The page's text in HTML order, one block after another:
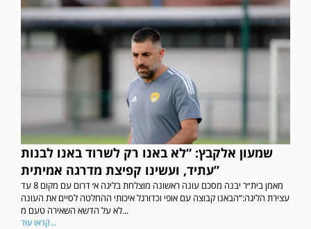
שמעון אלקבץ: “לא באנו רק לשרוד באנו לבנות
עתיד, ועשינו קפיצת מדרגה אמיתית”
מאמן בית״ר יבנה מסכם עונה ראשונה מוצלחת בליגה א׳ דרום עם מקום 8 עד
עצירת הליגה:“הבאנו קבוצה עם אופי וכדורגל איכותי ההחלטה לסיים את העונה
לא על הדשא השאירה טעם מ...
קראו עוד...